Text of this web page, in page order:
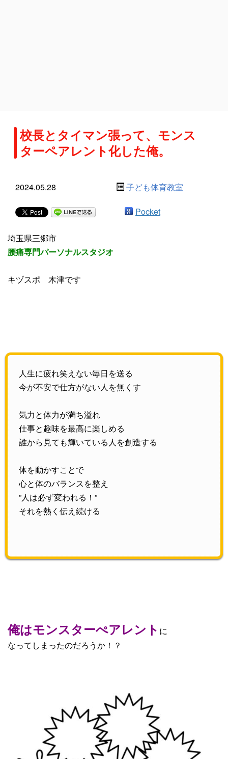
校長とタイマン張って、モンス
ターペアレント化した俺。
2024.05.28 子ども体育教室
Pocket
埼玉県三郷市
腰痛専門パーソナルスタジオ
キヅスポ 木津です
人生に疲れ笑えない毎日を送る
今が不安で仕方がない人を無くす
気力と体力が満ち溢れ
仕事と趣味を最高に楽しめる
誰から見ても輝いている人を創造する
体を動かすことで
心と体のバランスを整え
”人は必ず変われる！”
それを熱く伝え続ける
俺はモンスターぺアレント に
なってしまったのだろうか！？